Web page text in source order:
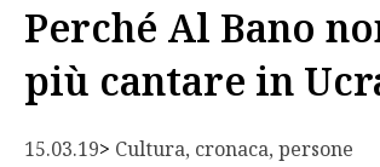
Perché Al Bano
più cantare in
15.03.19> Cultura, cronaca, persone